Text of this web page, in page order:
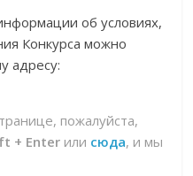
об условиях,
Конкурса можно
адресу:
пожалуйста,
+ Enter или сюда, и мы